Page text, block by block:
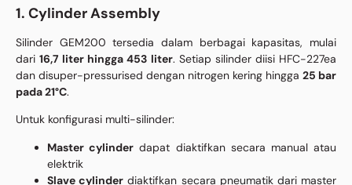
1. Cylinder Assembly
Silinder GEM200 tersedia dalam berbagai kapasitas, mulai
dari16,7 liter hingga 453 liter. Setiap silinder diisi HFC-227ea
dan disuper-pressurised dengan nitrogen kering hingga 25 bar
pada 21°C.
Untuk konfigurasi multi-silinder:
Master cylinder dapat diaktifkan secara manual atau
elektrik
Slave cylinder diaktifkan secara pneumatik dari master